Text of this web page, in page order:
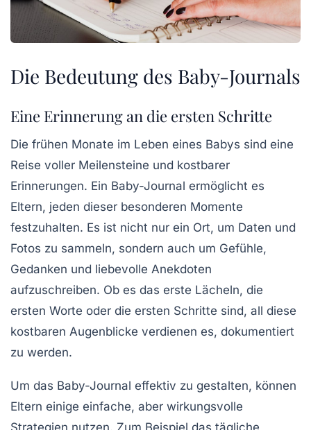
Die Bedeutung des Baby-Journals
Eine Erinnerung an die ersten Schritte
Die frühen Monate im Leben eines Babys sind eine
Reise voller Meilensteine und kostbarer
Erinnerungen. Ein Baby-Journal ermöglicht es
Eltern, jeden dieser besonderen Momente
festzuhalten. Es ist nicht nur ein Ort, um Daten und
Fotos zu sammeln, sondern auch um Gefühle,
Gedanken und liebevolle Anekdoten
aufzuschreiben. Ob es das erste Lächeln, die
ersten Worte oder die ersten Schritte sind, all diese
kostbaren Augenblicke verdienen es, dokumentiert
zu werden.
Um das Baby-Journal effektiv zu gestalten, können
Eltern einige einfache, aber wirkungsvolle